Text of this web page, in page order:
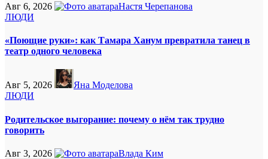
Авг 6, 2026
Настя Черепанова
ЛЮДИ
«Поющие руки»: как Тамара Ханум превратила танец в
театр одного человека
Авг 5, 2026
Яна Моделова
ЛЮДИ
Родительское выгорание: почему о нём так трудно
говорить
Авг 3, 2026 Влада Ким